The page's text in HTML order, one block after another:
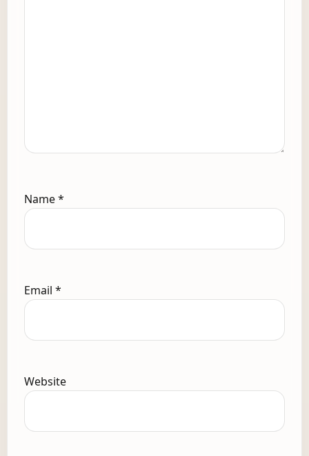
Name*
Email *
Website